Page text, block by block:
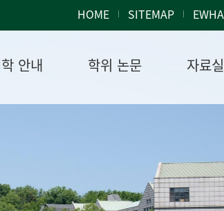
HOME SITEMAP EWHA
안내 학위 논문 자료실